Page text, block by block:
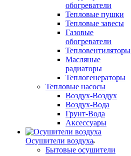
обогреватели
Тепловые пушки
Тепловые завесы
Газовые
обогреватели
Тепловентиляторы
Масляные
радиаторы
Теплогенераторы
Тепловые насосы
Воздух-Воздух
Воздух-Вода
Грунт-Вода
Аксессуары
Осушители воздуха
Бытовые осушители